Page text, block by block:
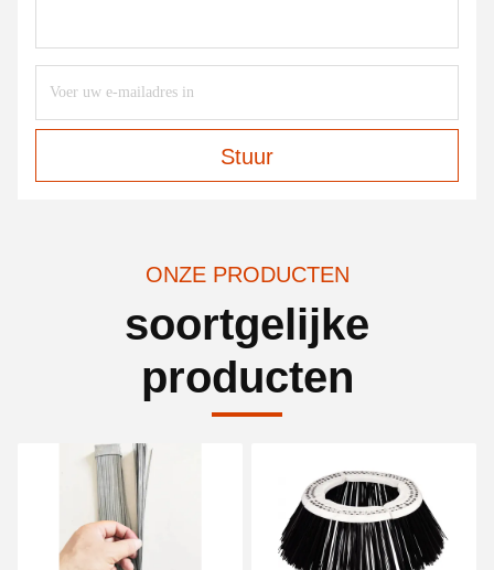
Stuur
ONZE PRODUCTEN
soortgelijke
producten